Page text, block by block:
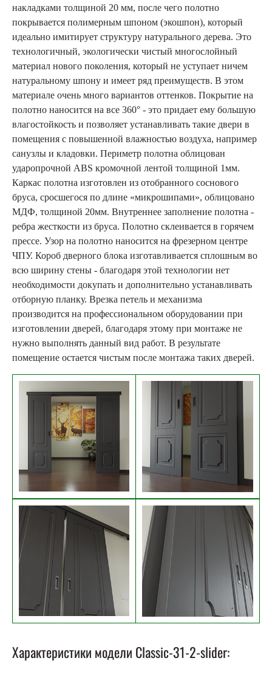
накладками толщиной 20 мм, после чего полотно
покрывается полимерным шпоном (экошпон), который
идеально имитирует структуру натурального дерева. Это
технологичный, экологически чистый многослойный
материал нового поколения, который не уступает ничем
натуральному шпону и имеет ряд преимуществ. В этом
материале очень много вариантов оттенков. Покрытие на
полотно наносится на все 360° - это придает ему большую
влагостойкость и позволяет устанавливать такие двери в
помещения с повышенной влажностью воздуха, например
санузлы и кладовки. Периметр полотна облицован
ударопрочной ABS кромочной лентой толщиной 1мм.
Каркас полотна изготовлен из отобранного соснового
бруса, сросшегося по длине «микрошипами», облицовано
МДФ, толщиной 20мм. Внутреннее заполнение полотна -
ребра жесткости из бруса. Полотно склеивается в горячем
прессе. Узор на полотно наносится на фрезерном центре
ЧПУ. Короб дверного блока изготавливается сплошным во
всю ширину стены - благодаря этой технологии нет
необходимости докупать и дополнительно устанавливать
отборную планку. Врезка петель и механизма
производится на профессиональном оборудовании при
изготовлении дверей, благодаря этому при монтаже не
нужно выполнять данный вид работ. В результате
помещение остается чистым после монтажа таких дверей.
Характеристики модели Classic-31-2-slider: